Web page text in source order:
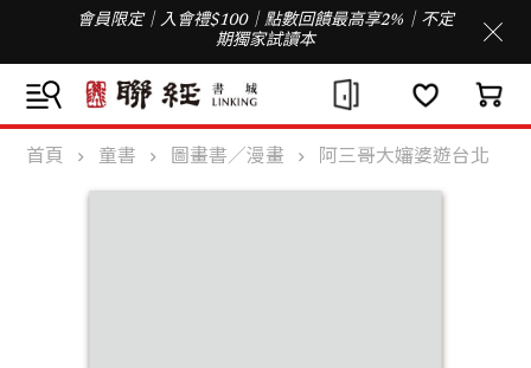
會員限定｜入會禮$100｜點數回饋最高享2%｜不定
期獨家試讀本
首頁 童書 圖畫書／漫畫 阿三哥大嬸婆遊台北